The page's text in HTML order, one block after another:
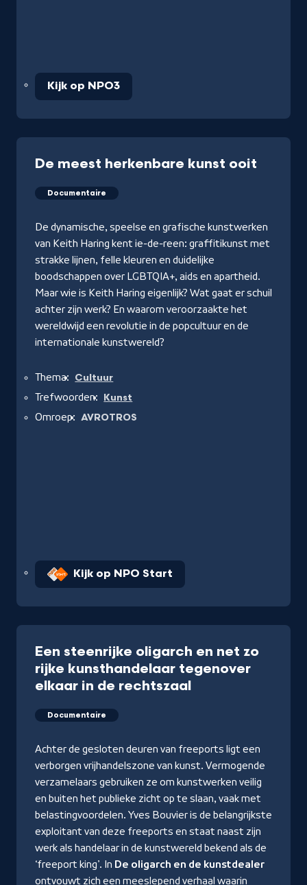
Kijk op NPO3
De meest herkenbare kunst ooit
Documentaire
De dynamische, speelse en grafische kunstwerken
van Keith Haring kent ie-de-reen: graffitikunst met
strakke lijnen, felle kleuren en duidelijke
boodschappen over LGBTQIA+, aids en apartheid.
Maar wie is Keith Haring eigenlijk? Wat gaat er schuil
achter zijn werk? En waarom veroorzaakte het
wereldwijd een revolutie in de popcultuur en de
internationale kunstwereld?
Thema: Cultuur
Trefwoorden: Kunst
Omroep: AVROTROS
Kijk op NPO Start
Een steenrijke oligarch en net zo
rijke kunsthandelaar tegenover
elkaar in de rechtszaal
Documentaire
Achter de gesloten deuren van freeports ligt een
verborgen vrijhandelszone van kunst. Vermogende
verzamelaars gebruiken ze om kunstwerken veilig
en buiten het publieke zicht op te slaan, vaak met
belastingvoordelen. Yves Bouvier is de belangrijkste
exploitant van deze freeports en staat naast zijn
werk als handelaar in de kunstwereld bekend als de
‘freeport king’. In De oligarch en de kunstdealer
ontvouwt zich een meeslepend verhaal waarin